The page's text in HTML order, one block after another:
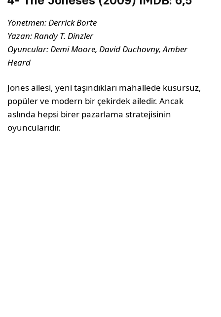
Yönetmen: Derrick Borte
Yazan: Randy T. Dinzler
Oyuncular: Demi Moore, David Duchovny, Amber
Heard
Jones ailesi, yeni taşındıkları mahallede kusursuz,
popüler ve modern bir çekirdek ailedir. Ancak
aslında hepsi birer pazarlama stratejisinin
oyuncularıdır.